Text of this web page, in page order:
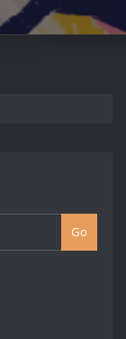
Go